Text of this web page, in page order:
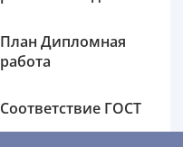
План Дипломная
работа
Соответствие ГОСТ